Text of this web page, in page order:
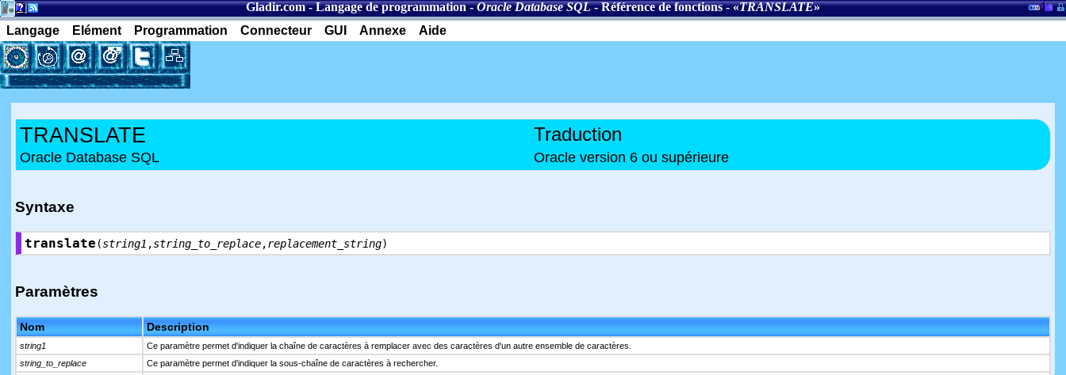
Gladir.com-Langage de programmation-Oracle Database SQL-Référence de fonctions- «TRANSLATE»
Langage
Elément Programmation Connecteur GUI Annexe Aide
TRANSLATE Traduction
Oracle Database SQL Oracle version 6 ou supérieure
Syntaxe
translate (string1 ,string_to_replace,replacement_string)
Paramètres
Nom Description
string1
Ce paramètre permet d'indiquer la chaîne de caractères à remplacer avec des caractères d'un autre ensemble de caractères.
string_to_replace
Ce paramètre permet d'indiquer la sous-chaîne de caractères à rechercher.